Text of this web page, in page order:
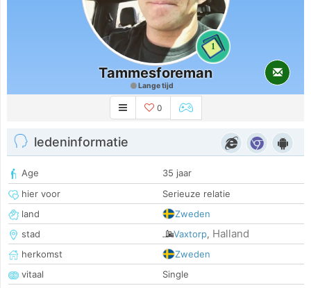
1
Tammesforeman
Lange tijd
0
ledeninformatie
Age
35 jaar
hier voor
Serieuze relatie
land
Zweden
stad
Vaxtorp, Halland
herkomst
Zweden
vitaal
Single